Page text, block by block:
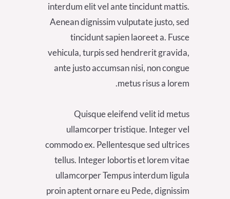
interdum elit vel ante tincidunt mattis.
Aenean dignissim vulputate justo, sed
tincidunt sapien laoreet a. Fusce
vehicula, turpis sed hendrerit gravida,
ante justo accumsan nisi, non congue
metus risus a lorem.
Quisque eleifend velit id metus
ullamcorper tristique. Integer vel
commodo ex. Pellentesque sed ultrices
tellus. Integer lobortis et lorem vitae
ullamcorper Tempus interdum ligula
proin aptent ornare eu Pede, dignissim